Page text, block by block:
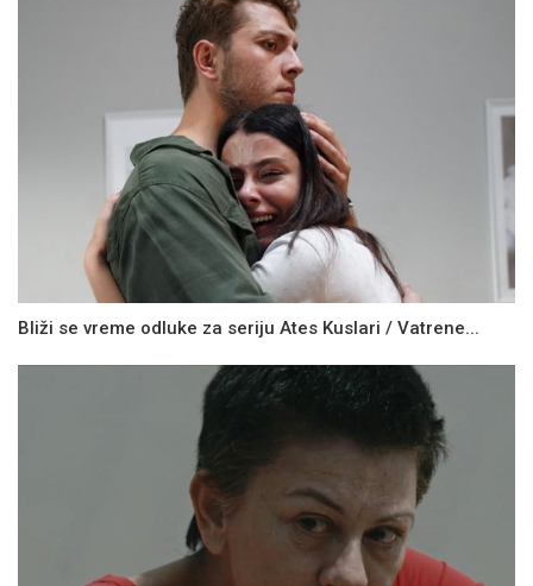
Bliži se vreme odluke za seriju Ates Kuslari / Vatrene...